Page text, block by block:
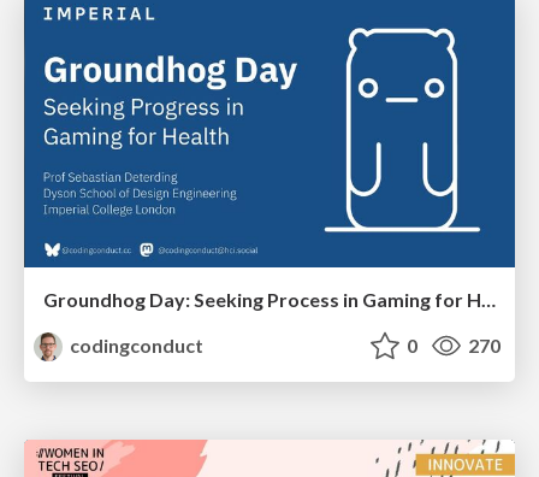
Groundhog Day: Seeking Process in Gaming for Health
codingconduct
0 270